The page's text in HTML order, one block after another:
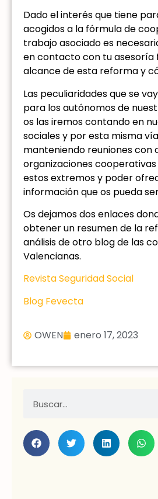
Dado el interés que tiene
acogidos a la fórmula de
trabajo asociado es
en contacto con tu asesoría
alcance de esta reforma y
Las peculiaridades que se
para los autónomos de
os las iremos contando en
sociales y por esta misma
manteniendo reuniones con
organizaciones
estos extremos y poder
información que os pueda
Os dejamos dos enlaces
obtener un resumen de la
análisis de otro blog de las
Valencianas.
Revista Seguridad Social
Blog Fevecta
OWEN enero 17, 2023